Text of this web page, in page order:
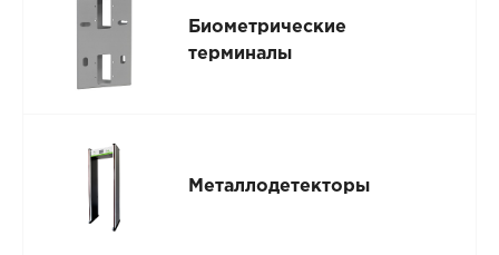
Биометрические
терминалы
Металлодетекторы